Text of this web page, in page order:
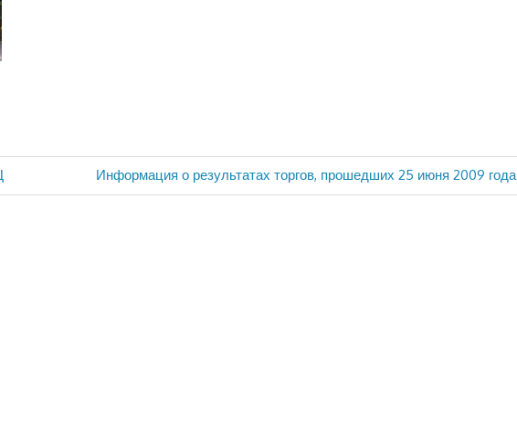
Следующая
запись:
Информация о результатах торгов, прошедших 25 июня 2009 года